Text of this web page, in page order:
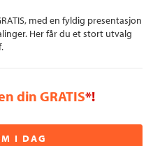
med en fyldig presentasjon
Her får du et stort utvalg
din GRATIS*!
I DAG